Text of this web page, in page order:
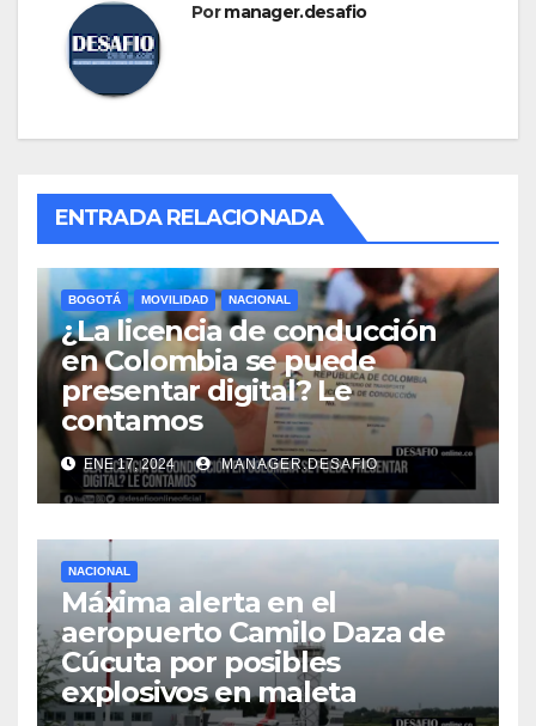
Pormanager.desafio
ENTRADA RELACIONADA
BOGOTÁ MOVILIDAD NACIONAL
¿La licencia de conducción
en Colombia se puede
presentar digital? Le
contamos
ENE 17, 2024 MANAGER.DESAFIO
NACIONAL
Máxima alerta en el
aeropuerto Camilo Daza de
Cúcuta por posibles
explosivos en maleta